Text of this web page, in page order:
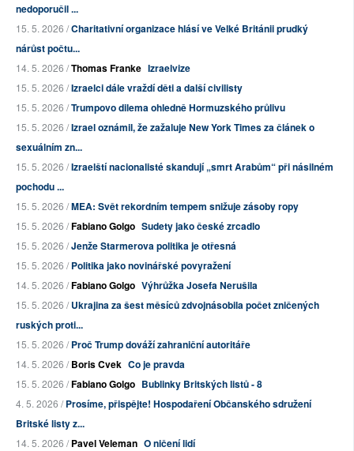
nedoporučil ...
15. 5. 2026 /Charitativní organizace hlásí ve Velké Británii prudký
nárůst počtu...
14. 5. 2026 /Thomas Franke Izraelvize
15. 5. 2026 /Izraelci dále vraždí děti a další civilisty
15. 5. 2026 /Trumpovo dilema ohledně Hormuzského průlivu
15. 5. 2026 /Izrael oznámil, že zažaluje New York Times za článek o
sexuálním zn...
15. 5. 2026 /Izraelští nacionalisté skandují „smrt Arabům“ při násilném
pochodu ...
15. 5. 2026 /MEA: Svět rekordním tempem snižuje zásoby ropy
15. 5. 2026 /Fabiano Golgo Sudety jako české zrcadlo
15. 5. 2026 /Jenže Starmerova politika je otřesná
15. 5. 2026 /Politika jako novinářské povyražení
14. 5. 2026 /Fabiano Golgo Výhrůžka Josefa Nerušila
15. 5. 2026 /Ukrajina za šest měsíců zdvojnásobila počet zničených
ruských proti...
15. 5. 2026 /Proč Trump dováží zahraniční autoritáře
14. 5. 2026 /Boris Cvek Co je pravda
15. 5. 2026 /Fabiano Golgo Bublinky Britských listů - 8
4. 5. 2026 /Prosíme, přispějte! Hospodaření Občanského sdružení
Britské listy z...
14. 5. 2026 /Pavel Veleman O ničení lidí